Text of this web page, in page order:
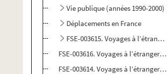
Vie publique (années 1990-2000)
Déplacements en France
FSE-003615. Voyages à l’étranger
FSE-003616. Voyages à l’étranger
FSE-003614. Voyages à l’étranger :